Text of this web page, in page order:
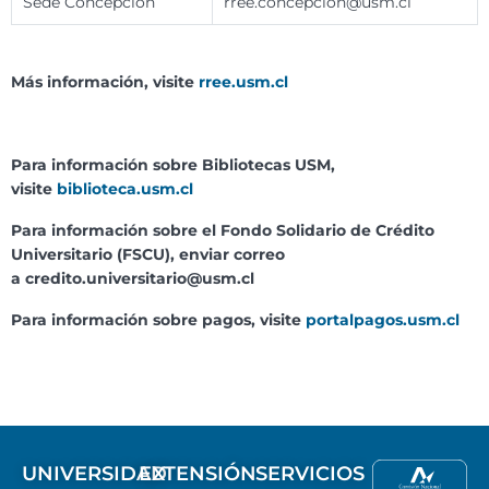
Más información, visite rree.usm.cl
Para información sobre Bibliotecas USM,
visite biblioteca.usm.cl
Para información sobre el Fondo Solidario de Crédito
Universitario (FSCU), enviar correo
a credito.universitario@usm.cl
Para información sobre pagos, visite portalpagos.usm.cl
UNIVERSIDADEXTENSIÓNSERVICIOS